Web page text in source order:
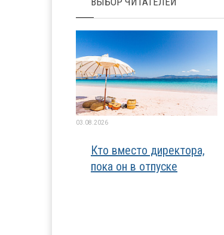
03.08.2026
Кто вместо директора,
пока он в отпуске